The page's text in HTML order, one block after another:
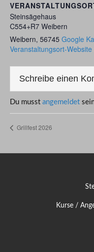
Steinsägehaus
C554+R7 Weibern
Weibern, 56745 Google
Veranstaltungsort-
Schreibe einen
Du musst angemeldet
Grillfest 2026
Kurse /